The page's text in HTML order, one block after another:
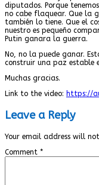
diputados. Porque
no cabe flaquear. Que la
también lo tiene. Que el
nuestro es pequeño
Putin ganara la guerra.
No, no la puede ganar.
construir una paz estable
Muchas gracias.
Link to the video: https://
Leave a Reply
Your email address will
Comment *